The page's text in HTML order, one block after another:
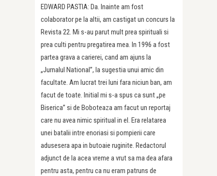
EDWARD PASTIA: Da. Inainte am fost
colaborator pe la altii, am castigat un concurs la
Revista 22. Mi s-au parut mult prea spirituali si
prea culti pentru pregatirea mea. In 1996 a fost
partea grava a carierei, cand am ajuns la
„Jurnalul National”, la sugestia unui amic din
facultate. Am lucrat trei luni fara niciun ban, am
facut de toate. Initial mi s-a spus ca sunt „pe
Biserica” si de Boboteaza am facut un reportaj
care nu avea nimic spiritual in el. Era relatarea
unei batalii intre enoriasi si pompierii care
adusesera apa in butoaie ruginite. Redactorul
adjunct de la acea vreme a vrut sa ma dea afara
pentru asta, pentru ca nu eram patruns de